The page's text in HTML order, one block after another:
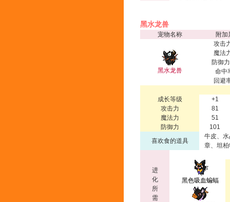
黑水龙兽
宠物名称 附加
黑水龙兽
攻击
魔法
防御
命中
回避
成长等级
+1
攻击力
81
魔法力
51
防御力
101
喜欢食的道具
牛皮、
章、坦
进
化
所
需
黑色吸血蝙蝠